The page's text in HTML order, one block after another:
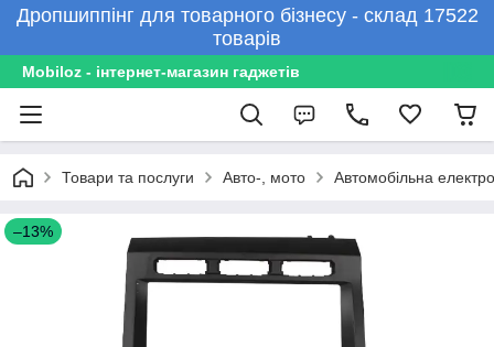
Дропшиппінг для товарного бізнесу - склад 17522
товарів
Mobiloz - інтернет-магазин гаджетів
Товари та послуги Авто-, мото Автомобільна
–13%